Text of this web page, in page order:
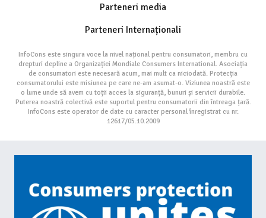
Parteneri media
Parteneri Internaționali
InfoCons este singura voce la nivel național pentru consumatori, membru cu
drepturi depline a Organizației Mondiale Consumers International. Asociația
de consumatori este necesară acum, mai mult ca niciodată. Protecția
consumatorului este misiunea pe care ne-am asumat-o. Viziunea noastră este
o lume unde să avem cu toții acces la siguranță, bunuri și servicii durabile.
Puterea noastră colectivă este suportul pentru consumatorii din întreaga țară.
InfoCons este operator de date cu caracter personal înregistrat cu nr.
12617/05.10.2009